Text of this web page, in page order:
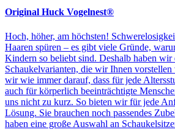
Original Huck Vogelnest®
Hoch, höher, am höchsten!
Haaren spüren – es gibt viele Gründe,
Kindern so beliebt sind. Deshalb haben wir
Schaukelvarianten, die wir Ihnen
wir wie immer darauf, dass für jede
auch für körperlich beeinträchtigte
uns nicht zu kurz. So bieten wir für jede
Lösung. Sie brauchen noch passendes
haben eine große Auswahl an